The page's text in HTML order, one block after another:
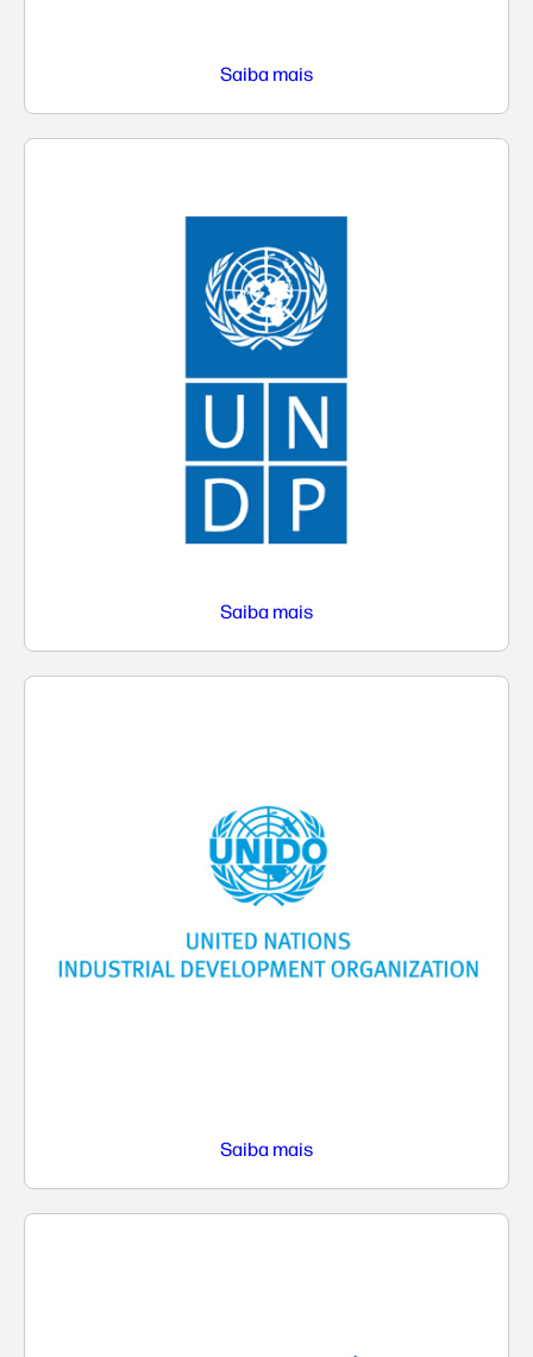
Saiba mais
Saiba mais
Saiba mais